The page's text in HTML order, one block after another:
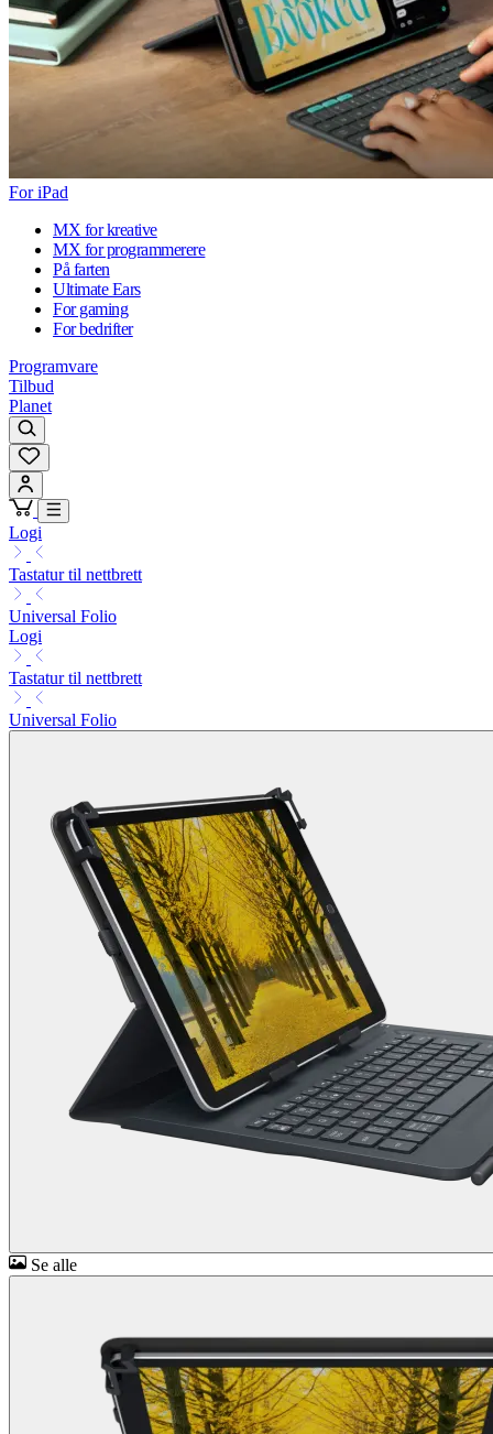
For iPad
MX for kreative
MX for programmerere
På farten
Ultimate Ears
For gaming
For bedrifter
Programvare
Tilbud
Planet
Logi
Tastatur til nettbrett
Universal Folio
Logi
Tastatur til nettbrett
Universal Folio
Se alle